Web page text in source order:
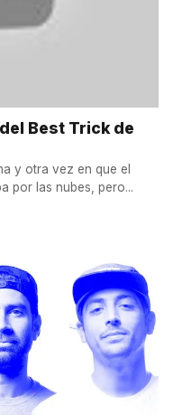
Best Trick de
y otra vez en que el
por las nubes, pero...